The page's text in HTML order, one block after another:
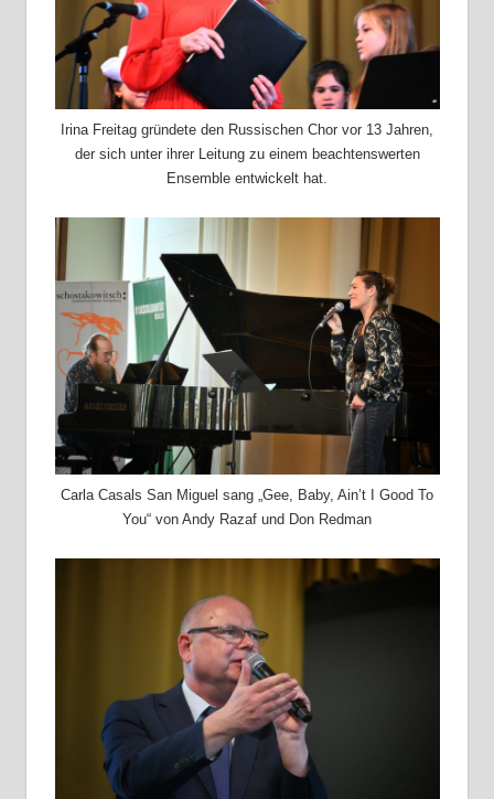
Irina Freitag gründete den Russischen Chor vor 13 Jahren,
der sich unter ihrer Leitung zu einem beachtenswerten
Ensemble entwickelt hat.
Carla Casals San Miguel sang „Gee, Baby, Ain’t I Good To
You“ von Andy Razaf und Don Redman